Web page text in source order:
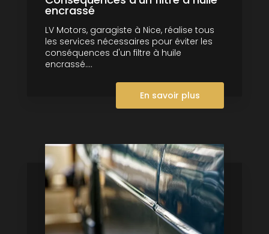
encrassé
LV Motors, garagiste à Nice, réalise tous
les services nécessaires pour éviter les
conséquences d'un filtre à huile
encrassé....
En savoir plus